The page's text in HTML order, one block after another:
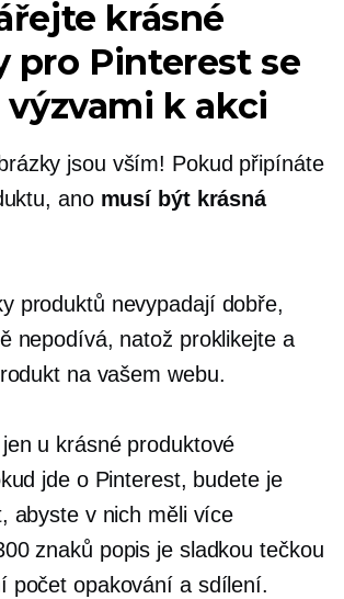
krásné
pro Pinterest se
k akci
jsou vším! Pokud připínáte
ano musí být krásná
produktů nevypadají dobře,
nepodívá, natož proklikejte a
na vašem webu.
u krásné produktové
jde o Pinterest, budete je
abyste v nich měli více
znaků popis je sladkou tečkou
počet opakování a sdílení.